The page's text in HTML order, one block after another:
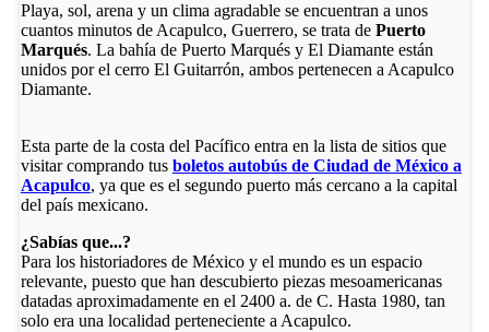
Playa, sol, arena y un clima agradable se encuentran a unos
cuantos minutos de Acapulco, Guerrero, se trata de Puerto
Marqués. La bahía de Puerto Marqués y El Diamante están
unidos por el cerro El Guitarrón, ambos pertenecen a Acapulco
Diamante.
Esta parte de la costa del Pacífico entra en la lista de sitios que
visitar comprando tus boletos autobús de Ciudad de México a
Acapulco, ya que es el segundo puerto más cercano a la capital
del país mexicano.
¿Sabías que...?
Para los historiadores de México y el mundo es un espacio
relevante, puesto que han descubierto piezas mesoamericanas
datadas aproximadamente en el 2400 a. de C. Hasta 1980, tan
solo era una localidad perteneciente a Acapulco.